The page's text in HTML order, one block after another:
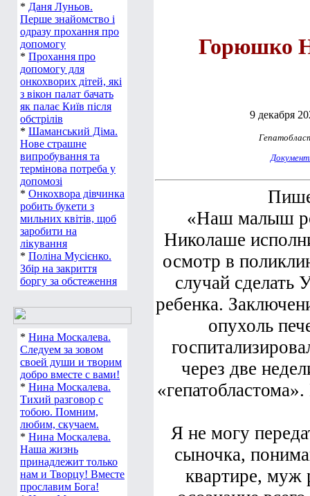
* Даня Луньов.
Перше знайомство і
одразу прохання про
допомогу
* Прохання про
допомогу для
онкохворих дітей, які
з вікон палат бачать
як палає Київ після
обстрілів
* Шаманський Діма.
Нове страшне
випробування та
термінова потреба у
допомозі
* Онкохвора дівчинка
робить букети з
мильних квітів, щоб
заробити на
лікування
* Поліна Мусієнко.
Збір на закриття
боргу за обстеження
* Нина Москалева.
Следуем за зовом
своей души и творим
добро вместе с вами!
* Нина Москалева.
Тихий разговор с
тобою. Помним,
любим, скучаем.
* Нина Москалева.
Наша жизнь
принадлежит только
нам и Творцу! Вместе
прославим Бога!
Горюшко
9 декабря
«Наш малыш
Николаше
осмотр в
случай сделать
ребенка.
опухоль
через две
Я не могу
сыночка,
квартире, муж